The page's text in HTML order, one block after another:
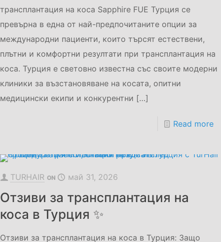
трансплантация на коса Sapphire FUE Турция се
превърна в една от най-предпочитаните опции за
международни пациенти, които търсят естествени,
плътни и комфортни резултати при трансплантация на
коса. Турция е световно известна със своите модерни
клиники за възстановяване на косата, опитни
медицински екипи и конкурентни […]
Read more
TURHAIR ON май 31, 2026
Отзиви за трансплантация на
коса в Турция ✨
Отзиви за трансплантация на коса в Турция: Защо